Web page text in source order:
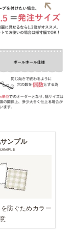
ンプル
防ぐためカラー